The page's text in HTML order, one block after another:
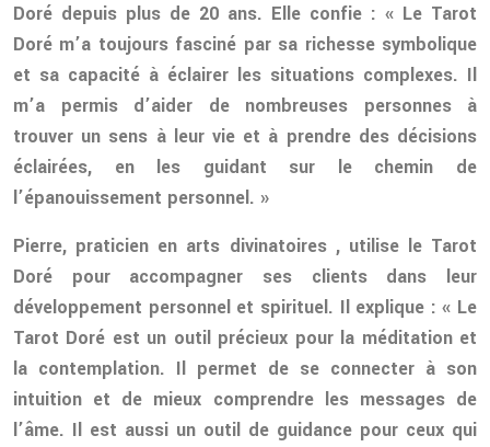
Doré depuis plus de 20 ans. Elle confie : « Le Tarot
Doré m’a toujours fasciné par sa richesse symbolique
et sa capacité à éclairer les situations complexes. Il
m’a permis d’aider de nombreuses personnes à
trouver un sens à leur vie et à prendre des décisions
éclairées, en les guidant sur le chemin de
l’épanouissement personnel. »
Pierre, praticien en arts divinatoires , utilise le Tarot
Doré pour accompagner ses clients dans leur
développement personnel et spirituel. Il explique : « Le
Tarot Doré est un outil précieux pour la méditation et
la contemplation. Il permet de se connecter à son
intuition et de mieux comprendre les messages de
l’âme. Il est aussi un outil de guidance pour ceux qui